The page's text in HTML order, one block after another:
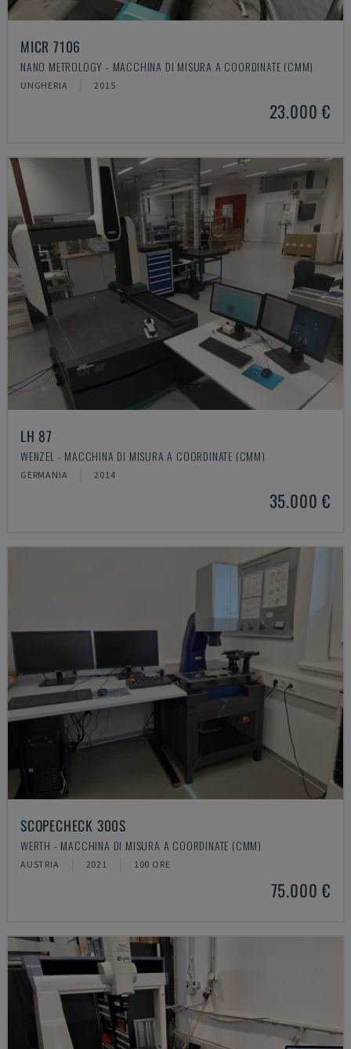
MICR 7106
NANO METROLOGY - MACCHINA DI MISURA A COORDINATE (CMM)
UNGHERIA 2015
23.000 €
LH 87
WENZEL - MACCHINA DI MISURA A COORDINATE (CMM)
GERMANIA 2014
35.000 €
SCOPECHECK 300S
WERTH - MACCHINA DI MISURA A COORDINATE (CMM)
AUSTRIA 2021 100 ORE
75.000 €